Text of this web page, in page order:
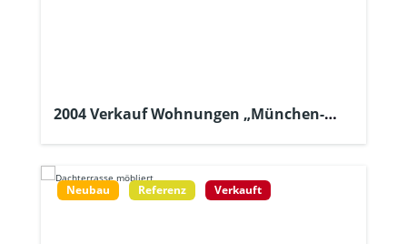
2004 Verkauf Wohnungen „München-
Neubau Referenz Verkauft